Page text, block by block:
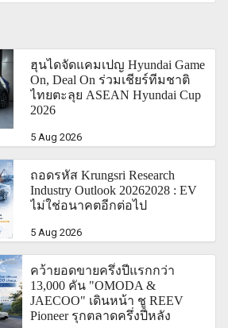
ฮุนไดจัดแคมเปญ Hyundai Game
On, Deal On ร่วมเชียร์ทีมชาติ
ไทยตะลุย ASEAN Hyundai Cup
2026
5 Aug 2026
ถอดรหัส Krungsri Research
Industry Outlook 20262028 : EV
ไม่ใช่อนาคตอีกต่อไป
5 Aug 2026
คว้ายอดขายครึ่งปีแรกกว่า
13,000 คัน "OMODA &
JAECOO" เดินหน้า ชู REEV
Pioneer รุกตลาดครึ่งปีหลัง